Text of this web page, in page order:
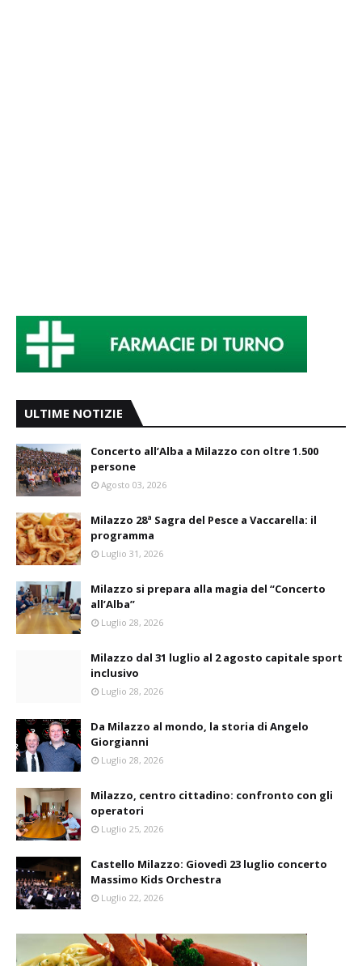
ULTIME NOTIZIE
Concerto all’Alba a Milazzo con oltre 1.500
persone
Agosto 03, 2026
Milazzo 28ª Sagra del Pesce a Vaccarella: il
programma
Luglio 31, 2026
Milazzo si prepara alla magia del “Concerto
all’Alba”
Luglio 28, 2026
Milazzo dal 31 luglio al 2 agosto capitale sport
inclusivo
Luglio 28, 2026
Da Milazzo al mondo, la storia di Angelo
Giorgianni
Luglio 28, 2026
Milazzo, centro cittadino: confronto con gli
operatori
Luglio 25, 2026
Castello Milazzo: Giovedì 23 luglio concerto
Massimo Kids Orchestra
Luglio 22, 2026